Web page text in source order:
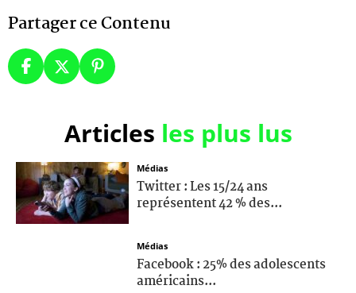
Partager ce Contenu
Articles les plus lus
Médias
Twitter : Les 15/24 ans
représentent 42 % des...
Médias
Facebook : 25% des adolescents
américains...